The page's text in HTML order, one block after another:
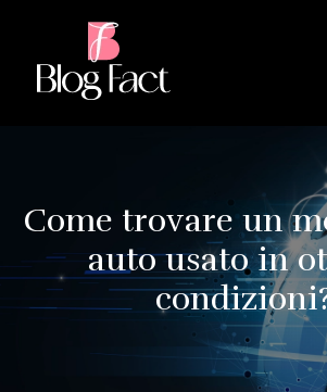
Come trovare un
auto usato in